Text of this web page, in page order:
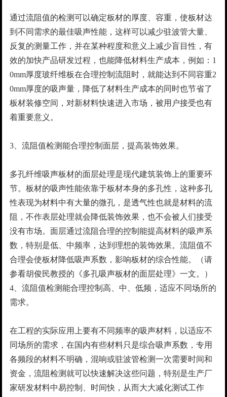
通过流阻值的检测可以确定板材的厚度、容重，使板材达
到不同需求的最佳吸声性能，这样可以减少驻波管大量、
反复的测量工作，并在某种程度和意义上减少盲目性，有
效的加快产品研发过程，也能降低材料生产成本，例如：1
0mm厚度玻纤维板在合理控制流阻时，就能达到不同容重2
0mm厚度的吸声量，降低了材料生产成本的同时也节省了
板材装修空间，对新材料快速进入市场，被用户接受也有
着重要意义。
3、流阻值检测能合理控制面层，提高装饰效果。
多孔纤维吸声板材的面层处理是现代建筑装饰上的重要环
节。板材的吸声性能依靠于板材本身的多孔性，这种多孔
性表现为材料中有大量的微孔，是透气性也就是材料的流
阻，不作表层处理就会降低装饰效果，也不会被人们接受
没有市场。面层通过流阻合理的控制能提高材料的吸声系
数，特别是低、中频率，达到理想的装饰效果。流阻值不
合理会使板材降低吸声系数，影响板材的综合性能。（请
参看胡俊民教授的《多孔吸声板材的面层处理》一文。）
4、流阻值检测能合理控制高、中、低频，适应不同场所的
需求。
在工程的实际应用上要有不同频率的吸声材料，以适应不
同场所的需求，在国内有些材料只是综合吸声系数，专用
各频段的材料不明确，混响或驻波管检测一次需要时间和
资金，流阻检测就可以快速解决这些问题，特别是生产厂
家研发材料中易控制、时间快，从而大大减化测试工作